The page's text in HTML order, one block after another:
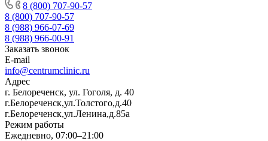
8 (800) 707-90-57
8 (800) 707-90-57
8 (988) 966-07-69
8 (988) 966-00-91
Заказать звонок
E-mail
info@centrumclinic.ru
Адрес
г. Белореченск, ул. Гоголя, д. 40
г.Белореченск,ул.Толстого,д.40
г.Белореченск,ул.Ленина,д.85а
Режим работы
Ежедневно, 07:00–21:00